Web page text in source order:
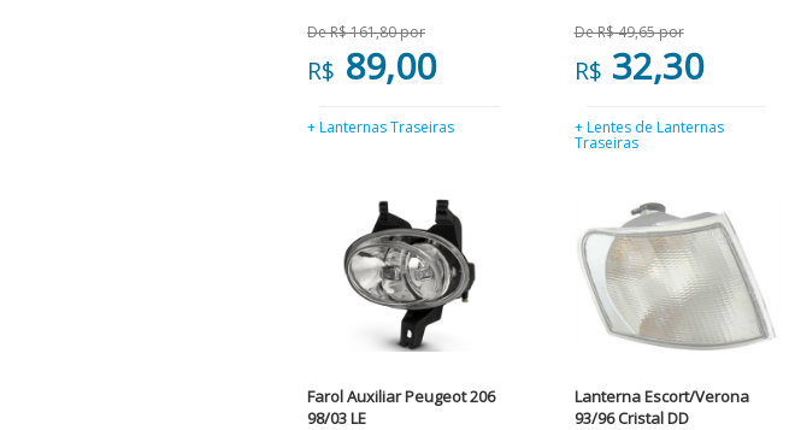
De R$ 161,80 por
R$ 89,00
+ Lanternas Traseiras
De R$ 49,65 por
R$ 32,30
+ Lentes de Lanternas
Traseiras
Farol Auxiliar Peugeot 206
98/03 LE
Lanterna Escort/Verona
93/96 Cristal DD